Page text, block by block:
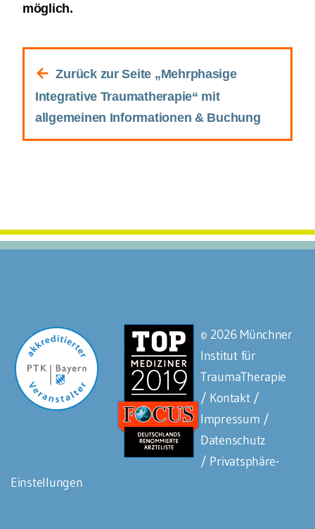
möglich.
← Zurück zur Seite „Mehrphasige
Integrative Traumatherapie“ mit
allgemeinen Informationen & Buchung
© 2026 Münchner
Institut für
TraumaTherapie
/ Kontakt /
Impressum /
Datenschutz
/ Privatsphäre-
Einstellungen